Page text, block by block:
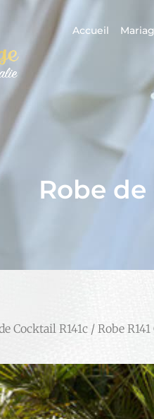
Accueil
Robe de
Cocktail R141c / Robe R141